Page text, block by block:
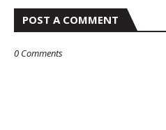
POST A COMMENT
0 Comments